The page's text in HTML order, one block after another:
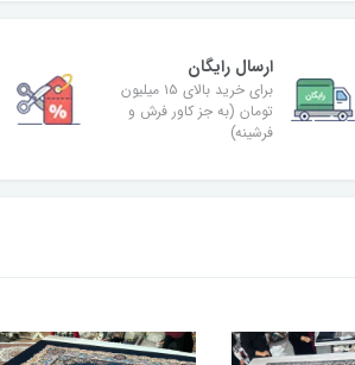
ارسال رایگان
برای خرید بالای ۱۵ میلیون
تومان (به جز کاور فرش و
فرشینه)